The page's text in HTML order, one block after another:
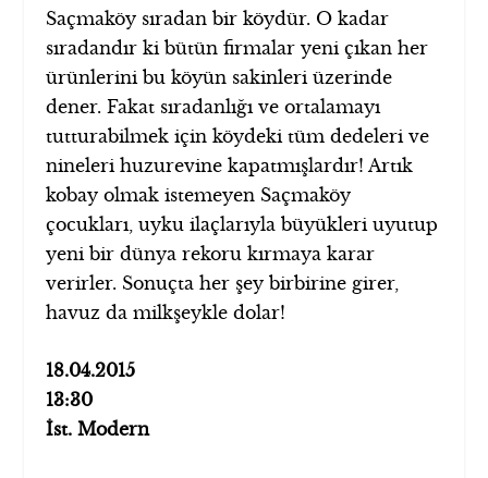
Saçmaköy sıradan bir köydür. O kadar
sıradandır ki bütün firmalar yeni çıkan her
ürünlerini bu köyün sakinleri üzerinde
dener. Fakat sıradanlığı ve ortalamayı
tutturabilmek için köydeki tüm dedeleri ve
nineleri huzurevine kapatmışlardır! Artık
kobay olmak istemeyen Saçmaköy
çocukları, uyku ilaçlarıyla büyükleri uyutup
yeni bir dünya rekoru kırmaya karar
verirler. Sonuçta her şey birbirine girer,
havuz da milkşeykle dolar!
18.04.2015
13:30
İst. Modern